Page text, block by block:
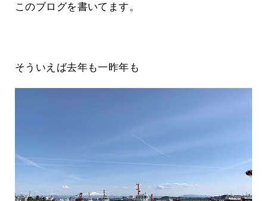
このブログを書いてます。
そういえば去年も一昨年も